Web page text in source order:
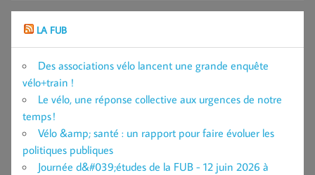
LA FUB
Des associations vélo lancent une grande enquête
vélo+train !
Le vélo, une réponse collective aux urgences de notre
temps !
Vélo &amp; santé : un rapport pour faire évoluer les
politiques publiques
Journée d&#039;études de la FUB - 12 juin 2026 à